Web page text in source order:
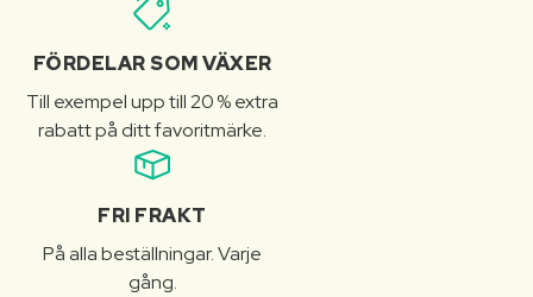
FÖRDELAR SOM VÄXER
Till exempel upp till 20 % extra
rabatt på ditt favoritmärke.
FRI FRAKT
På alla beställningar. Varje
gång.